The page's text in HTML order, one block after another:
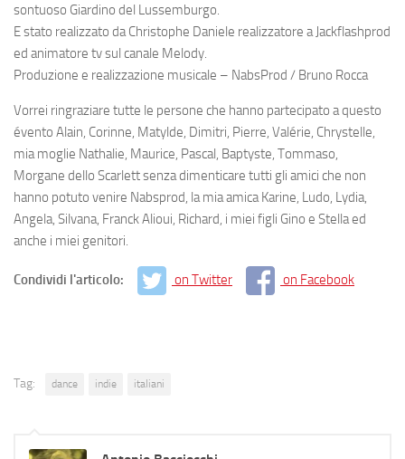
sontuoso Giardino del Lussemburgo.
E stato realizzato da Christophe Daniele realizzatore a Jackflashprod
ed animatore tv sul canale Melody.
Produzione e realizzazione musicale – NabsProd / Bruno Rocca
Vorrei ringraziare tutte le persone che hanno partecipato a questo
évento Alain, Corinne, Matylde, Dimitri, Pierre, Valérie, Chrystelle,
mia moglie Nathalie, Maurice, Pascal, Baptyste, Tommaso,
Morgane dello Scarlett senza dimenticare tutti gli amici che non
hanno potuto venire Nabsprod, la mia amica Karine, Ludo, Lydia,
Angela, Silvana, Franck Alioui, Richard, i miei figli Gino e Stella ed
anche i miei genitori.
Condividi l'articolo: on Twitter on Facebook
Tag: dance indie italiani